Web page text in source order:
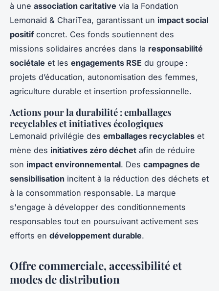
à une association caritative via la Fondation
Lemonaid & ChariTea, garantissant un impact social
positifconcret. Ces fonds soutiennent des
missions solidaires ancrées dans la responsabilité
sociétale et les engagements RSE du groupe :
projets d’éducation, autonomisation des femmes,
agriculture durable et insertion professionnelle.
Actions pour la durabilité : emballages
recyclables et initiatives écologiques
Lemonaid privilégie des emballages recyclables et
mène des initiatives zéro déchet afin de réduire
son impact environnemental. Des campagnes de
sensibilisation incitent à la réduction des déchets et
à la consommation responsable. La marque
s'engage à développer des conditionnements
responsables tout en poursuivant activement ses
efforts en développement durable.
Offre commerciale, accessibilité et
modes de distribution